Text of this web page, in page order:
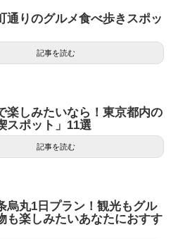
通りのグルメ食べ歩きスポッ
記事を読む
楽しみたいなら！東京都内の
スポット」11選
記事を読む
烏丸1日プラン！観光もグル
も楽しみたいあなたにおすす